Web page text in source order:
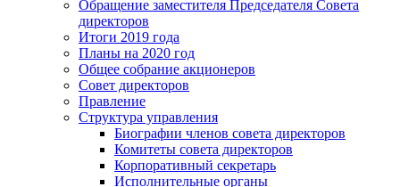
Обращение заместителя Председателя Совета
директоров
Итоги 2019 года
Планы на 2020 год
Общее собрание акционеров
Совет директоров
Правление
Структура управления
Биографии членов совета директоров
Комитеты совета директоров
Корпоративный секретарь
Исполнительные органы